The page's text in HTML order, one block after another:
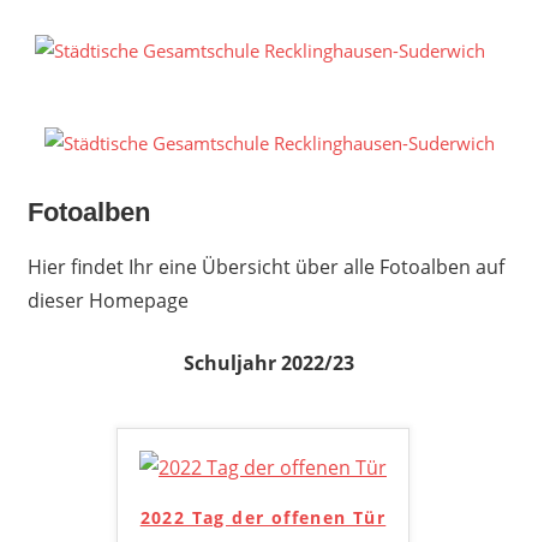
Inhalt
Fotoalben
Hier findet Ihr eine Übersicht über alle Fotoalben auf
dieser Homepage
Schuljahr 2022/23
2022 Tag der offenen Tür